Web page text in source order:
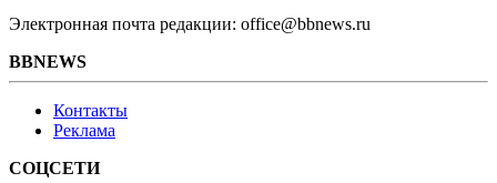
Электронная почта редакции: office@bbnews.ru
BBNEWS
Контакты
Реклама
СОЦСЕТИ